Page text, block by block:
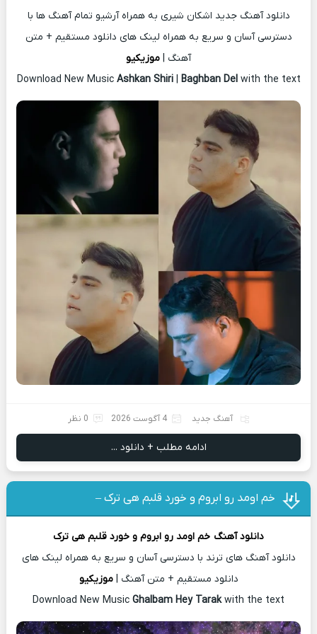
دانلود آهنگ جدید اشکان شیری به همراه آرشیو تمام آهنگ ها با
دسترسی آسان و سریع به همراه لینک های دانلود مستقیم + متن
آهنگ | موزیکیو
Download New Music Ashkan Shiri| Baghban Del with the text
آهنگ جدید 4 آگوست 2026 0 نظر
ادامه مطلب + دانلود ...
خم اومد رو ابروم و خورد قلبم هی ترک –
دانلود آهنگ خم اومد رو ابروم و خورد قلبم هی ترک
دانلود آهنگ های ترند با دسترسی آسان و سریع به همراه لینک های
دانلود مستقیم + متن آهنگ | موزیکیو
Download New Music Ghalbam Hey Tarakwith the text